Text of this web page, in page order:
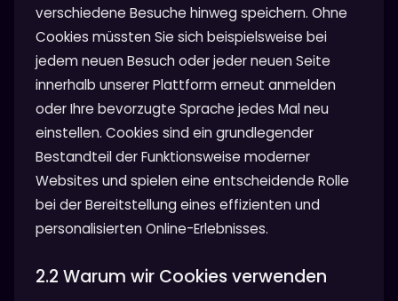
verschiedene Besuche hinweg speichern. Ohne
Cookies müssten Sie sich beispielsweise bei
jedem neuen Besuch oder jeder neuen Seite
innerhalb unserer Plattform erneut anmelden
oder Ihre bevorzugte Sprache jedes Mal neu
einstellen. Cookies sind ein grundlegender
Bestandteil der Funktionsweise moderner
Websites und spielen eine entscheidende Rolle
bei der Bereitstellung eines effizienten und
personalisierten Online-Erlebnisses.
2.2 Warum wir Cookies verwenden